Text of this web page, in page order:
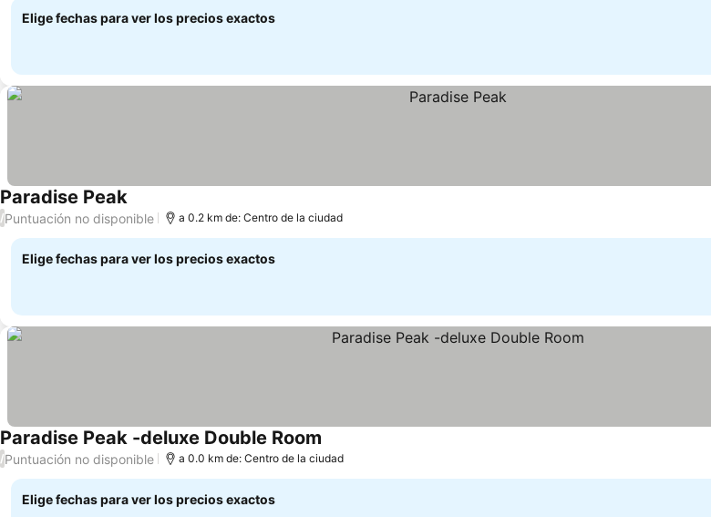
Elige fechas para ver los precios exactos
Paradise Peak
/Puntuación no disponible a 0.2 km de: Centro de la ciudad
Elige fechas para ver los precios exactos
Paradise Peak -deluxe Double Room
/Puntuación no disponible a 0.0 km de: Centro de la ciudad
Elige fechas para ver los precios exactos